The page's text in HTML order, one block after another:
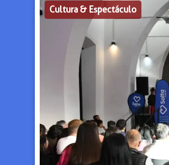
Cultura & Espectáculo